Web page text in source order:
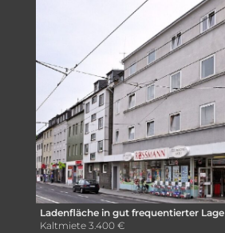
Ladenfläche in gut frequentierter Lage
Kaltmiete 3.400 €